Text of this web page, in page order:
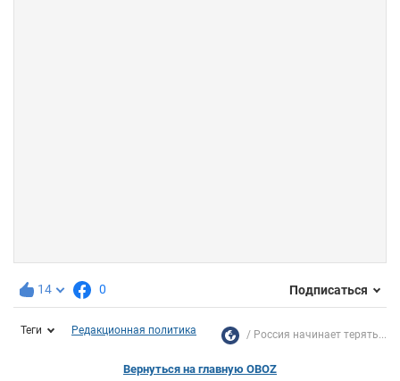
14 0 Подписаться
Теги Редакционная политика Россия начинает терять...
Вернуться на главную OBOZ